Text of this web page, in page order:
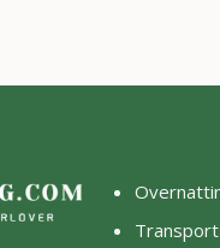
Transport